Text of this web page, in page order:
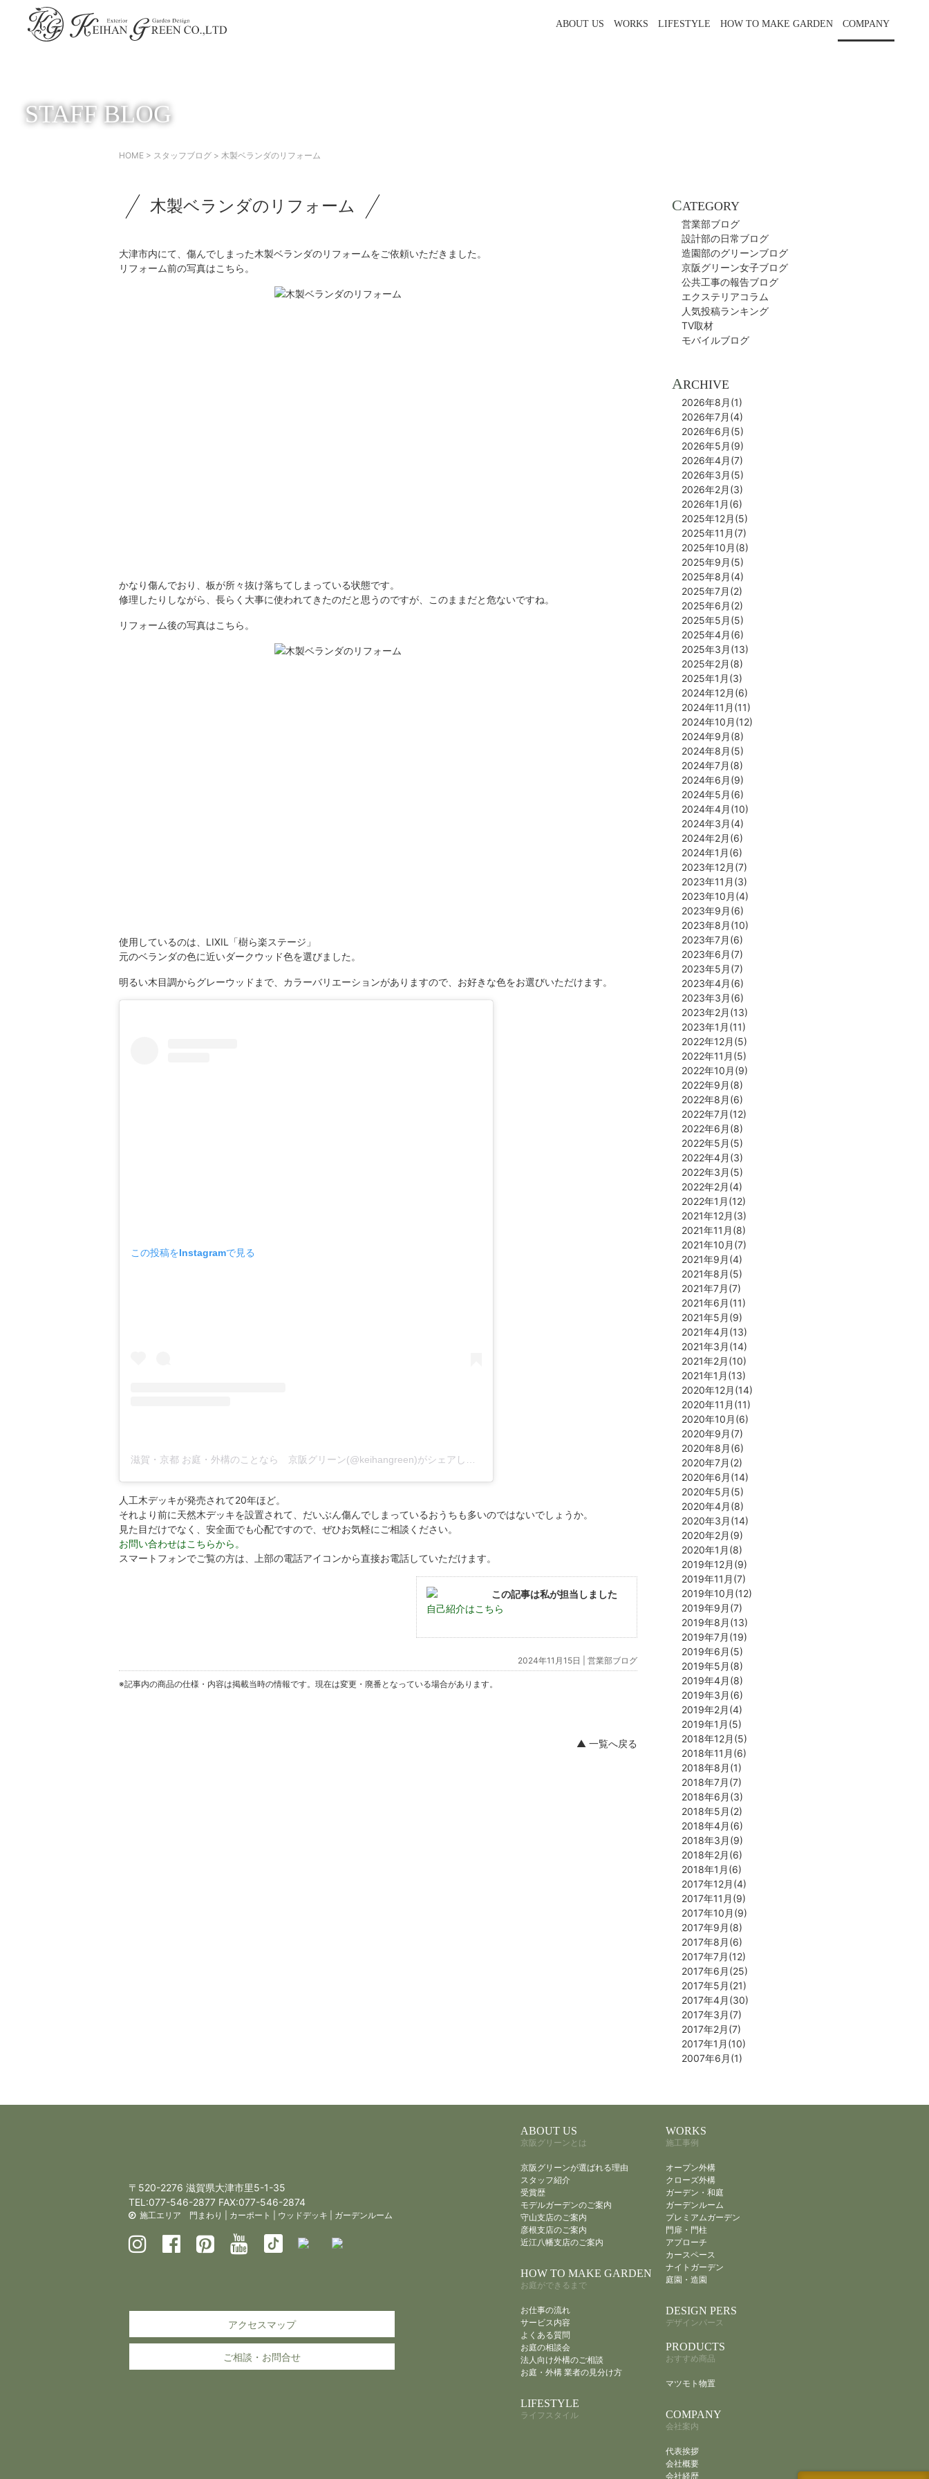
ABOUT US WORKS LIFESTYLE HOW TO MAKE GARDEN COMPANY
STAFF BLOG
HOME > スタッフブログ > 木製ベランダのリフォーム
木製ベランダのリフォーム
大津市内にて、傷んでしまった木製ベランダのリフォームをご依頼いただきました。
リフォーム前の写真はこちら。
かなり傷んでおり、板が所々抜け落ちてしまっている状態です。
修理したりしながら、長らく大事に使われてきたのだと思うのですが、このままだと危ないですね。
リフォーム後の写真はこちら。
使用しているのは、LIXIL「樹ら楽ステージ」
元のベランダの色に近いダークウッド色を選びました。
明るい木目調からグレーウッドまで、カラーバリエーションがありますので、お好きな色をお選びいただけます。
この投稿をInstagramで見る
人工木デッキが発売されて20年ほど。
それより前に天然木デッキを設置されて、だいぶん傷んでしまっているおうちも多いのではないでしょうか。
見た目だけでなく、安全面でも心配ですので、ぜひお気軽にご相談ください。
お問い合わせはこちらから。
スマートフォンでご覧の方は、上部の電話アイコンから直接お電話していただけます。
この記事は私が担当しました
自己紹介はこちら
2024年11月15日 | 営業部ブログ
※記事内の商品の仕様・内容は掲載当時の情報です。現在は変更・廃番となっている場合があります。
▲ 一覧へ戻る
CATEGORY
営業部ブログ
設計部の日常ブログ
造園部のグリーンブログ
京阪グリーン女子ブログ
公共工事の報告ブログ
エクステリアコラム
人気投稿ランキング
TV取材
モバイルブログ
ARCHIVE
2026年8月(1)
2026年7月(4)
2026年6月(5)
2026年5月(9)
2026年4月(7)
2026年3月(5)
2026年2月(3)
2026年1月(6)
2025年12月(5)
2025年11月(7)
2025年10月(8)
2025年9月(5)
2025年8月(4)
2025年7月(2)
2025年6月(2)
2025年5月(5)
2025年4月(6)
2025年3月(13)
2025年2月(8)
2025年1月(3)
2024年12月(6)
2024年11月(11)
2024年10月(12)
2024年9月(8)
2024年8月(5)
2024年7月(8)
2024年6月(9)
2024年5月(6)
2024年4月(10)
2024年3月(4)
2024年2月(6)
2024年1月(6)
2023年12月(7)
2023年11月(3)
2023年10月(4)
2023年9月(6)
2023年8月(10)
2023年7月(6)
2023年6月(7)
2023年5月(7)
2023年4月(6)
2023年3月(6)
2023年2月(13)
2023年1月(11)
2022年12月(5)
2022年11月(5)
2022年10月(9)
2022年9月(8)
2022年8月(6)
2022年7月(12)
2022年6月(8)
2022年5月(5)
2022年4月(3)
2022年3月(5)
2022年2月(4)
2022年1月(12)
2021年12月(3)
2021年11月(8)
2021年10月(7)
2021年9月(4)
2021年8月(5)
2021年7月(7)
2021年6月(11)
2021年5月(9)
2021年4月(13)
2021年3月(14)
2021年2月(10)
2021年1月(13)
2020年12月(14)
2020年11月(11)
2020年10月(6)
2020年9月(7)
2020年8月(6)
2020年7月(2)
2020年6月(14)
2020年5月(5)
2020年4月(8)
2020年3月(14)
2020年2月(9)
2020年1月(8)
2019年12月(9)
2019年11月(7)
2019年10月(12)
2019年9月(7)
2019年8月(13)
2019年7月(19)
2019年6月(5)
2019年5月(8)
2019年4月(8)
2019年3月(6)
2019年2月(4)
2019年1月(5)
2018年12月(5)
2018年11月(6)
2018年8月(1)
2018年7月(7)
2018年6月(3)
2018年5月(2)
2018年4月(6)
2018年3月(9)
2018年2月(6)
2018年1月(6)
2017年12月(4)
2017年11月(9)
2017年10月(9)
2017年9月(8)
2017年8月(6)
2017年7月(12)
2017年6月(25)
2017年5月(21)
2017年4月(30)
2017年3月(7)
2017年2月(7)
2017年1月(10)
2007年6月(1)
〒520-2276 滋賀県大津市里5-1-35
TEL:077-546-2877 FAX:077-546-2874
施工エリア 門まわり カーポート ウッドデッキ ガーデンルーム
アクセスマップ
ご相談・お問合せ
ABOUT US
京阪グリーンとは
京阪グリーンが選ばれる理由
スタッフ紹介
受賞歴
モデルガーデンのご案内
守山支店のご案内
彦根支店のご案内
近江八幡支店のご案内
HOW TO MAKE GARDEN
お庭ができるまで
お仕事の流れ
サービス内容
よくある質問
お庭の相談会
法人向け外構のご相談
お庭・外構 業者の見分け方
LIFESTYLE
ライフスタイル
WORKS
施工事例
オープン外構
クローズ外構
ガーデン・和庭
ガーデンルーム
プレミアムガーデン
門扉・門柱
アプローチ
カースペース
ナイトガーデン
庭園・造園
DESIGN PERS
デザインパース
PRODUCTS
おすすめ商品
マツモト物置
COMPANY
会社案内
代表挨拶
会社概要
会社経歴